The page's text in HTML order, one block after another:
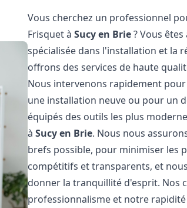
Vous cherchez un professionnel
Frisquet àSucy en Brie? Vous
spécialisée dans l'installation et la
offrons des services de haute
Nous intervenons rapidement
une installation neuve ou pour un
équipés des outils les plus
àSucy en Brie. Nous nous
brefs possible, pour minimiser les
compétitifs et transparents, et
donner la tranquillité d'esprit. Nos
professionnalisme et notre